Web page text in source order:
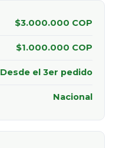
$3.000.000 COP
$1.000.000 COP
Desde el 3er pedido
Nacional